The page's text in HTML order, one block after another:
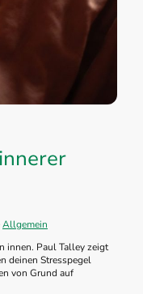
Allgemein
innen. Paul Talley zeigt
deinen Stresspegel
von Grund auf